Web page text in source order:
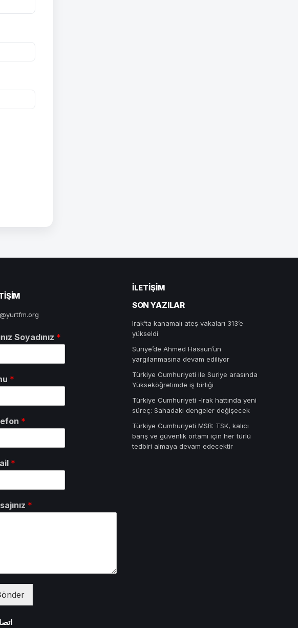
Soyadınız *
*
*
*
*
İLETIŞIM
SON YAZILAR
Irak’ta kanamalı ateş vakaları 313’e
yükseldi
Suriye’de Ahmed Hassun’un
yargılanmasına devam ediliyor
Türkiye Cumhuriyeti ile Suriye arasında
Yükseköğretimde iş birliği
Türkiye Cumhuriyeti -Irak hattında yeni
süreç: Sahadaki dengeler değişecek
Türkiye Cumhuriyeti MSB: TSK, kalıcı
barış ve güvenlik ortamı için her türlü
tedbiri almaya devam edecektir